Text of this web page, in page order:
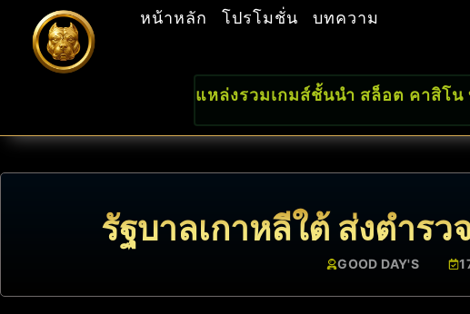
หน้าหลัก โปรโมชั่น บทความ
แหล่งรวมเกมส์ชั้นนำ สล็อต คาสิโน
รัฐบาลเกาหลีใต้ ส่งตำร
GOOD DAY'S